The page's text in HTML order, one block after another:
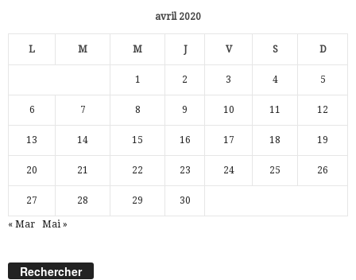
avril 2020
L M M J V S D
1 2 3 4 5
6 7 8 9 10 11 12
13 14 15 16 17 18 19
20 21 22 23 24 25 26
27 28 29 30
« Mar Mai »
Rechercher